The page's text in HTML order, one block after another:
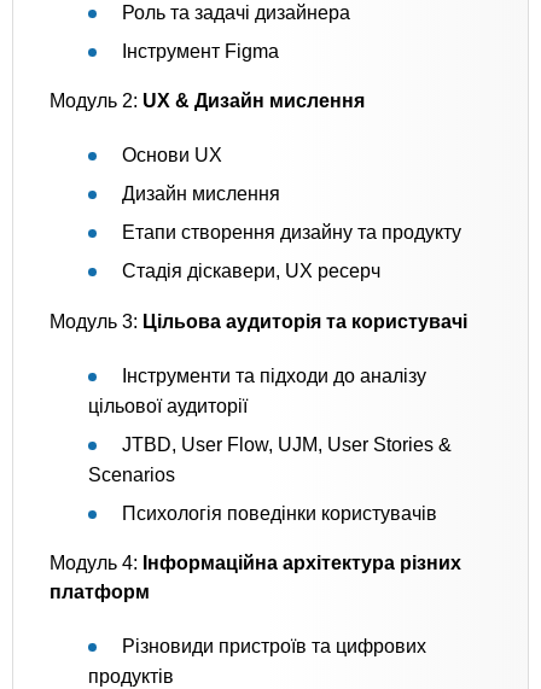
Роль та задачі дизайнера
Інструмент Figma
Модуль 2: UX & Дизайн мислення
Основи UX
Дизайн мислення
Етапи створення дизайну та продукту
Стадія діскавери, UX ресерч
Модуль 3: Цільова аудиторія та користувачі
Інструменти та підходи до аналізу
цільової аудиторії
JTBD, User Flow, UJM, User Stories &
Scenarios
Психологія поведінки користувачів
Модуль 4: Інформаційна архітектура різних
платформ
Різновиди пристроїв та цифрових
продуктів